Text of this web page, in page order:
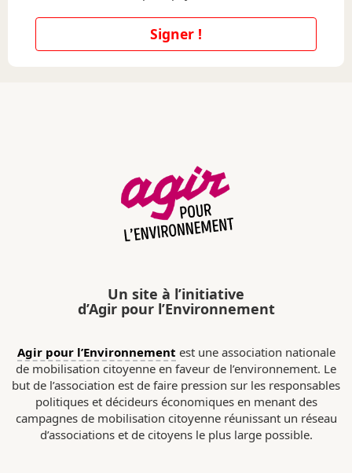
Signer !
Un site à l’initiative
d’Agir pour l’Environnement
Agir pour l’Environnement est une association nationale
de mobilisation citoyenne en faveur de l’environnement. Le
but de l’association est de faire pression sur les responsables
politiques et décideurs économiques en menant des
campagnes de mobilisation citoyenne réunissant un réseau
d’associations et de citoyens le plus large possible.